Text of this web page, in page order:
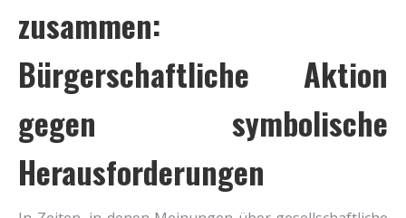
zusammen:
Bürgerschaftliche Aktion
gegen symbolische
Herausforderungen